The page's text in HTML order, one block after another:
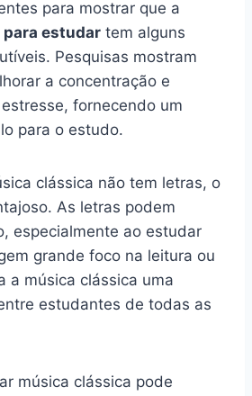
para mostrar que a
estudar tem alguns
Pesquisas mostram
a concentração e
fornecendo um
para o estudo.
clássica não tem letras, o
As letras podem
especialmente ao estudar
grande foco na leitura ou
a música clássica uma
estudantes de todas as
música clássica pode